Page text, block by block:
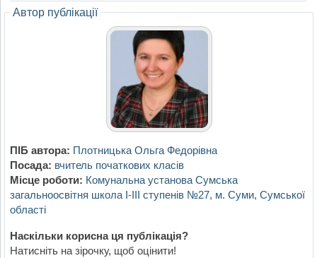
Автор публікації
ПІБ автора: Плотницька Ольга Федорівна
Посада: вчитель початкових класів
Місце роботи: Комунальна установа Сумська
загальноосвітня школа І-ІІІ ступенів №27, м. Суми, Сумської
області
Наскільки корисна ця публікація?
Натисніть на зірочку, щоб оцінити!